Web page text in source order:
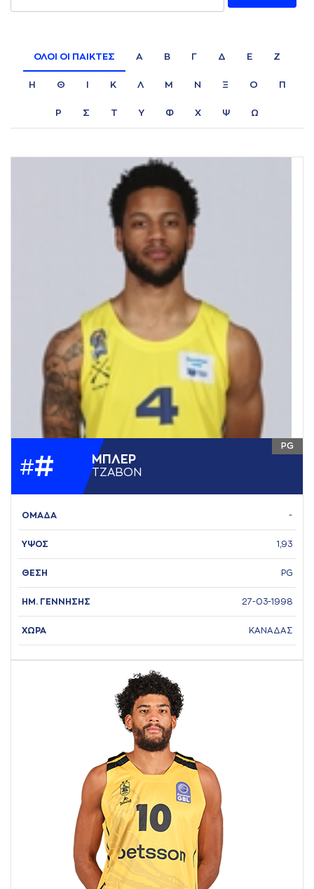
ΟΛΟΙ ΟΙ ΠAΙΚΤΕΣ Α Β Γ Δ Ε Ζ
Η Θ Κ Λ Μ Ν Ξ Ο Π
Ρ Σ Τ Υ Φ Χ Ψ Ω
## ΜΠΛΕΡ
ΤΖAΒΟΝ
PG
ΟΜΑΔΑ -
ΥΨΟΣ 1,93
ΘΕΣΗ PG
ΗΜ. ΓΕΝΝΗΣΗΣ 27-03-1998
ΧΩΡΑ ΚΑΝΑΔΑΣ